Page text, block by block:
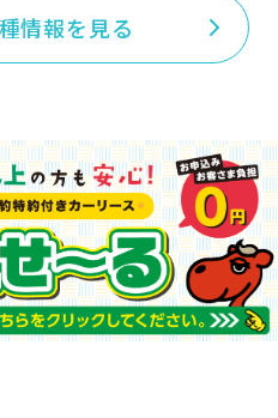
情報を見る